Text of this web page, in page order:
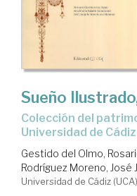
Sueño
Colección del patrimonio bibliográfico de la
Universidad de Cádiz
Gestido del Olmo,
Rodríguez Moreno, José
Universidad de Cádiz